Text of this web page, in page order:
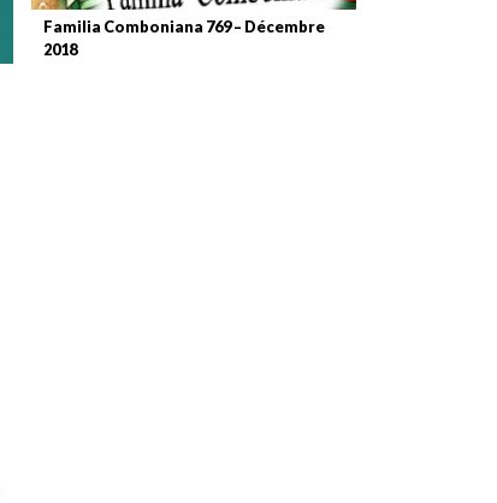
Familia Comboniana 769 – Décembre
2018